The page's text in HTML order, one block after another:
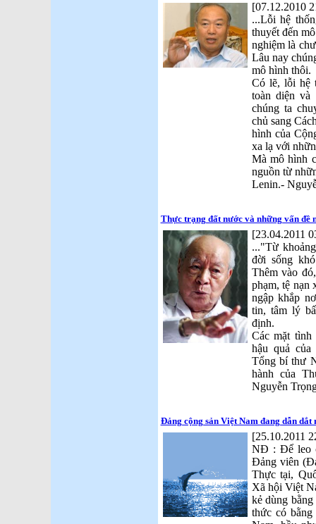
[07.12.2010
...Lỗi hệ
thuyết đến
nghiệm là
Lâu nay
mô hình thôi.
Có lẽ, lỗi hệ
toàn diện
chúng ta
chủ sang
hình của
xa lạ với
Mà mô hình
nguồn từ
Lenin.-
Thực trạng đất nước và những vấn đề
[23.04.2011
..."Từ
đời sống
Thêm vào
phạm, tệ nạn
ngập khắp
tin, tâm lý
định.
Các mặt
hậu quả
Tổng bí thư
hành của
Nguyễn
Đảng cộng sản Việt Nam đang dẫn dắt
[25.10.2011
NĐ : Để leo
Đảng viên
Thực tại,
Xã hội Việt
kẻ dùng
thức có